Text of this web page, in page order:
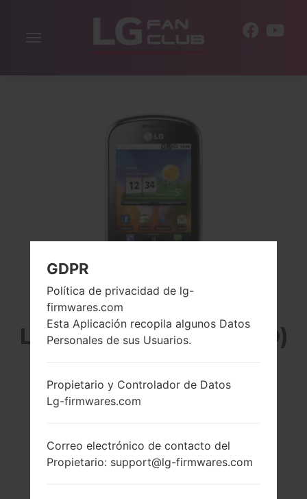
Alternar
LG P350GO (LGP350GO)
OPTIMUS ME
GDPR
Política de privacidad de lg-
firmwares.com
Esta Aplicación recopila algunos Datos
Personales de sus Usuarios.
Propietario y Controlador de Datos
Lg-firmwares.com
Correo electrónico de contacto del
Propietario: support@lg-firmwares.com